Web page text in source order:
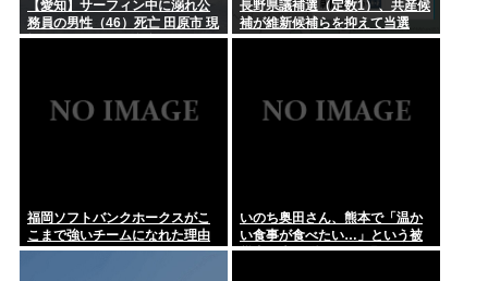
松屋がやってる「マイカリー食堂」とかいう激安カレー屋さん
がこちら...
7人組アイドルG「…そして、消え逝くキミ達と。」がデビュ
糞ダサエグザイル社長ヒロ、逮捕、妻の顔面ボコボコ半56し
【愛知】サーフィン中に溺れ公
務員の男性（46）死亡 田原市 現
場はサーフィンで有名なスポッ
長野県議補選（定数1）、共産候
補が維新候補らを抑えて当選
福岡ソフトバンクホークスがこ
こまで強いチームになれた理由
いのち奥田さん、熊本で「温か
い食事が食べたい…」という被
災者の声を聞き、Xで温かいうど